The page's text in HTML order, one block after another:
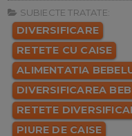
SUBIECTE TRATATE:
DIVERSIFICARE
RETETE CU CAISE
ALIMENTATIA
DIVERSIFICAREA
RETETE
PIURE DE CAISE